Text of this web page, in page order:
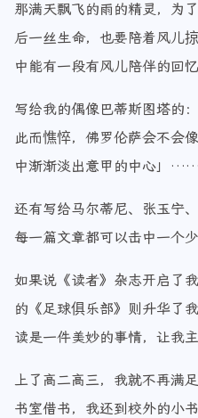
那满天飘飞的雨的精灵，为
后一丝生命，也要陪着风儿
中能有一段有风儿陪伴的回忆
写给我的偶像巴蒂斯图塔的
此而憔悴，佛罗伦萨会不会
中渐渐淡出意甲的中心」……
还有写给马尔蒂尼、张玉宁
每一篇文章都可以击中一个少
如果说《读者》杂志开启了
的《足球俱乐部》则升华了
读是一件美妙的事情，让我
上了高二高三，我就不再满
书室借书，我还到校外的小